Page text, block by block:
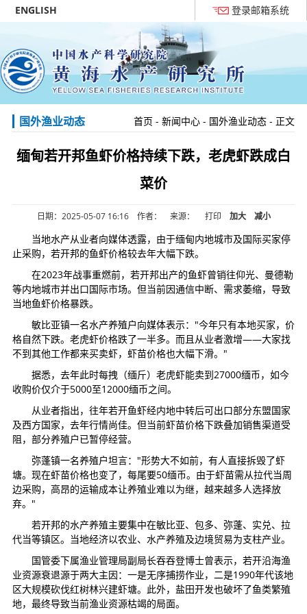
ENGLISH 登录邮箱系统
国外渔业动态 首页 -新闻中心 - 国外渔业动态 - 正文
缅甸若开邦鱼虾价格持续下跌，老虎虾跌成白
菜价
日期：2025-05-07 16:16 作者： 来源： 打印 加大 减小
当地水产从业者向媒体透露，由于缅甸内地城市及国际买家停
止采购，若开邦的鱼虾价格较去年大幅下跌。
在2023年战事重燃前，若开邦出产的鱼虾曾销往仰光、曼德勒
等内地城市并出口国际市场。但当前因通信中断、需求萎缩，导致
当地鱼虾价格暴跌。
敏比亚镇一名水产养殖户向媒体表示："今年只有本地买家，价
格自然下跌。老虎虾价格跌了一半多。而且从业者激增——大家找
不到其他工作都来买卖虾，虾苗价格也大幅下滑。"
据悉，去年此时每拽（缅斤）老虎虾能卖到27000缅币，如今
收购价仅介于5000至12000缅币之间。
从业者指出，往年若开鱼虾经内地中转后可出口部分东盟国家
及西方国家，去年行情尚佳。但当前虾苗价格下跌叠加销售渠道受
阻，部分养殖户已暂停经营。
弥蓬镇一名养殖户坦言："形势大不如前，有人直接拆毁了虾
塘。现在虾苗价格也变了，每尾要50缅币。由于虾苗需从拉代当周
边采购，高昂的运输成本让养殖业难以为继，越来越多人选择放
弃。"
若开邦的水产养殖主要集中在敏比亚、包多、弥蓬、实兑、拉
代当等镇区。当地经济以农业、水产养殖及边境贸易为支柱产业。
国管委下属渔业管理局副局长吞吞登博士曾表示，若开沿海渔
业资源衰退源于两大主因：一是无序捕捞作业，二是1990年代该地
区大规模砍伐红树林兴建虾塘。此外，盐田开发也破坏了鱼类繁殖
地，最终导致当前渔业资源枯竭的局面。